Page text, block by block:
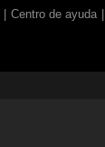
Centro de ayuda